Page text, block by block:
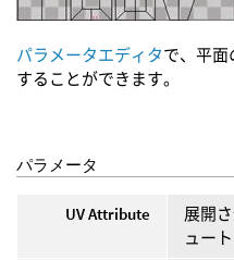
パラメータエディタで、平面
することができます。
パラメータ
UV Attribute
展開
ュー